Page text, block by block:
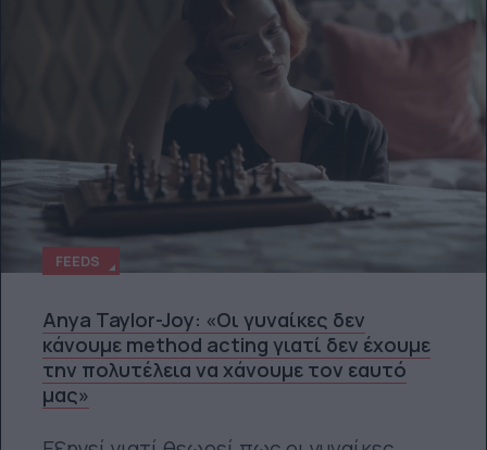
FEEDS
Anya Taylor-Joy: «Οι γυναίκες δεν
κάνουμε method acting γιατί δεν έχουμε
την πολυτέλεια να χάνουμε τον εαυτό
μας»